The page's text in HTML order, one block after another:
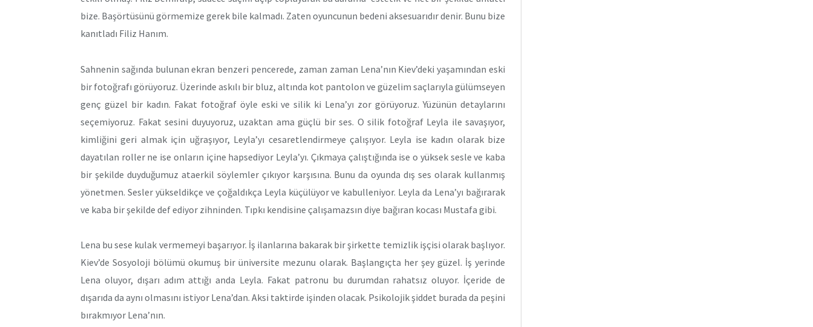
bize. Başörtüsünü görmemize gerek bile kalmadı. Zaten oyuncunun bedeni aksesuarıdır denir. Bunu bize
kanıtladı Filiz Hanım.
Sahnenin sağında bulunan ekran benzeri pencerede, zaman zaman Lena’nın Kiev’deki yaşamından eski
bir fotoğrafı görüyoruz. Üzerinde askılı bir bluz, altında kot pantolon ve güzelim saçlarıyla gülümseyen
genç güzel bir kadın. Fakat fotoğraf öyle eski ve silik ki Lena’yı zor görüyoruz. Yüzünün detaylarını
seçemiyoruz. Fakat sesini duyuyoruz, uzaktan ama güçlü bir ses. O silik fotoğraf Leyla ile savaşıyor,
kimliğini geri almak için uğraşıyor, Leyla’yı cesaretlendirmeye çalışıyor. Leyla ise kadın olarak bize
dayatılan roller ne ise onların içine hapsediyor Leyla’yı. Çıkmaya çalıştığında ise o yüksek sesle ve kaba
bir şekilde duyduğumuz ataerkil söylemler çıkıyor karşısına. Bunu da oyunda dış ses olarak kullanmış
yönetmen. Sesler yükseldikçe ve çoğaldıkça Leyla küçülüyor ve kabulleniyor. Leyla da Lena’yı bağırarak
ve kaba bir şekilde def ediyor zihninden. Tıpkı kendisine çalışamazsın diye bağıran kocası Mustafa gibi.
Lena bu sese kulak vermemeyi başarıyor. İş ilanlarına bakarak bir şirkette temizlik işçisi olarak başlıyor.
Kiev’de Sosyoloji bölümü okumuş bir üniversite mezunu olarak. Başlangıçta her şey güzel. İş yerinde
Lena oluyor, dışarı adım attığı anda Leyla. Fakat patronu bu durumdan rahatsız oluyor. İçeride de
dışarıda da aynı olmasını istiyor Lena’dan. Aksi taktirde işinden olacak. Psikolojik şiddet burada da peşini
bırakmıyor Lena’nın.